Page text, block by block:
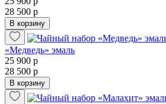
28 500 р
В корзину
«Медведь» эмаль
25 900 р
28 500 р
В корзину